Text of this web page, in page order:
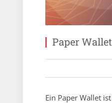
Paper Wallet
Ein Paper Wallet